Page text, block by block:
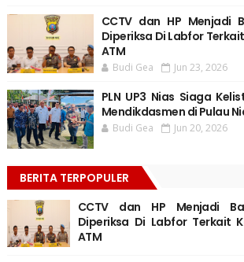
CCTV dan HP Menjadi
Diperiksa Di Labfor
ATM
Budi Gea Jun 23, 2026
PLN UP3 Nias Siaga
Mendikdasmen di Pulau
Budi Gea Jun 20, 2026
BERITA TERPOPULER
CCTV dan HP Menjadi
Diperiksa Di Labfor Terkait
ATM